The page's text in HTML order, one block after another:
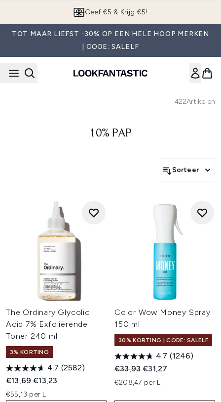
Geef €5 & Krijg €5!
TOT MAAR LIEFST -30% OP EEN HELE HOOP MERKEN
| CODE: SALELF
422Artikelen
10% PAP
Sorteer
The Ordinary Glycolic
Acid 7% Exfoliërende
Toner 240 ml
3% KORTING
4.7 (2582)
Recommended Retail Price:
€13,69Huidige prijs:
€13,23
€55,13 per L
Color Wow Money Spray
150 ml
30% KORTING | CODE: SALELF
4.7 (1246)
Recommended Retail Price:
€33,93Huidige prijs:
€31,27
€208,47 per L